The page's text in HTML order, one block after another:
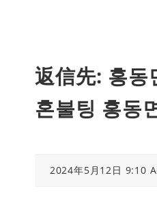
返信先: 홍동
혼불팅 홍동
2024年5月12日 9:10